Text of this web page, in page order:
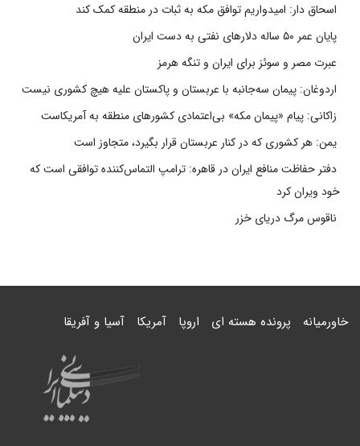
اسحاق دار: امیدواریم توافق مکه به ثبات در منطقه کمک کند
پایان عمر ۵۰ ساله دلارهای نفتی به دست ایران
عبرت مصر و سوئز برای ایران و تنگه هرمز
اردوغان: پیمان سه‌جانبه با عربستان و پاکستان علیه هیچ کشوری نیست
زاکانی: پیام «پیمان مکه» بی‌اعتمادی کشورهای منطقه به آمریکاست
یمن: هر کشوری که در کنار عربستان قرار بگیرد، متجاوز است
دفتر حفاظت منافع ایران در قاهره: ترامپ التماس‌کننده توافقی است که
خود ویران کرد
ناقوس مرگ دریای خزر
خاورمیانه پرونده هسته ای اروپا آمریکا آسیا و آفریقا